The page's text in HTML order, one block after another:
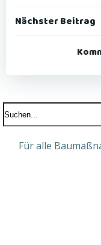
Post
Nächster Beitrag
Für alle